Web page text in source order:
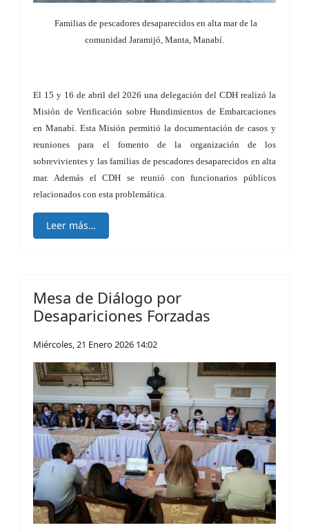
Familias de pescadores desaparecidos en alta mar de la
comunidad Jaramijó, Manta, Manabí.
El 15 y 16 de abril del 2026 una delegación del CDH realizó la
Misión de Verificación sobre Hundimientos de Embarcaciones
en Manabí. Esta Misión permitió la documentación de casos y
reuniones para el fomento de la organización de los
sobrevivientes y las familias de pescadores desaparecidos en alta
mar. Además el CDH se reunió con funcionarios públicos
relacionados con esta problemática.
Leer más…
Mesa de Diálogo por
Desapariciones Forzadas
Miércoles, 21 Enero 2026 14:02